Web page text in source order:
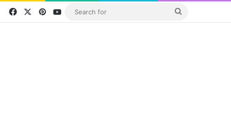
FacebookPinterestYouTube